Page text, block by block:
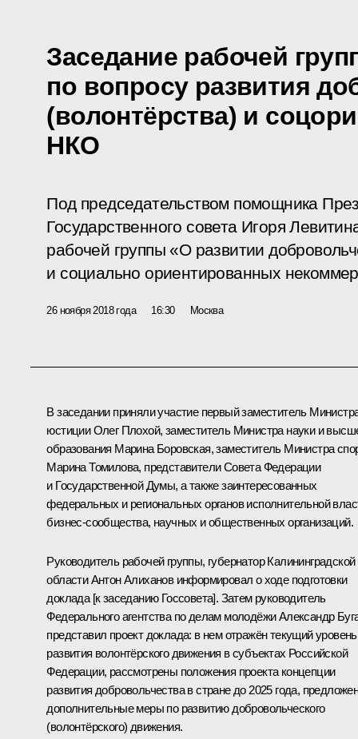
Заседание рабочей
по вопросу развития
(волонтёрства) и
НКО
Под председательством помощника
Государственного совета Игоря
рабочей группы «О развитии
и социально ориентированных
26 ноября 2018 года 16:30 Москва
В заседании приняли участие первый заместитель
юстиции Олег Плохой, заместитель Министра науки и
образования Марина Боровская, заместитель Министра
Марина Томилова, представители Совета Федерации
и Государственной Думы, а также заинтересованных
федеральных и региональных органов исполнительной
бизнес-сообщества, научных и общественных организаций.
Руководитель рабочей группы, губернатор Калининградской
областиАнтон Алихановинформировал о ходе подготовки
доклада [к заседанию Госсовета]. Затем руководитель
Федерального агентства по делам молодёжи Александр
представил проект доклада: в нем отражён текущий уровень
развития волонтёрского движения в субъектах Российской
Федерации, рассмотрены положения проекта концепции
развития добровольчества в стране до 2025 года,
дополнительные меры по развитию добровольческого
(волонтёрского) движения.